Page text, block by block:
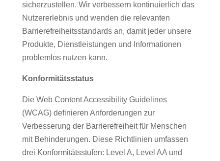
sicherzustellen. Wir verbessern kontinuierlich das
Nutzererlebnis und wenden die relevanten
Barrierefreiheitsstandards an, damit jeder unsere
Produkte, Dienstleistungen und Informationen
problemlos nutzen kann.
Konformitätsstatus
Die Web Content Accessibility Guidelines
(WCAG) definieren Anforderungen zur
Verbesserung der Barrierefreiheit für Menschen
mit Behinderungen. Diese Richtlinien umfassen
drei Konformitätsstufen: Level A, Level AA und